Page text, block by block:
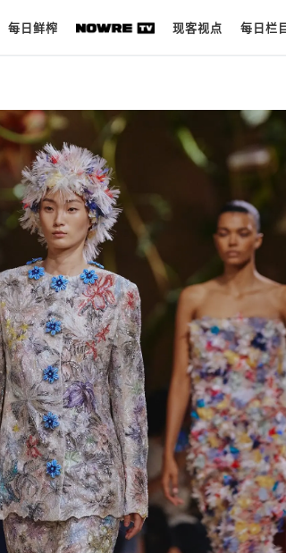
每日鲜榨 现客视点 每日栏
现客视点
每日栏目
时 尚
球 鞋
生 活
科 技
关于我们 联系我们